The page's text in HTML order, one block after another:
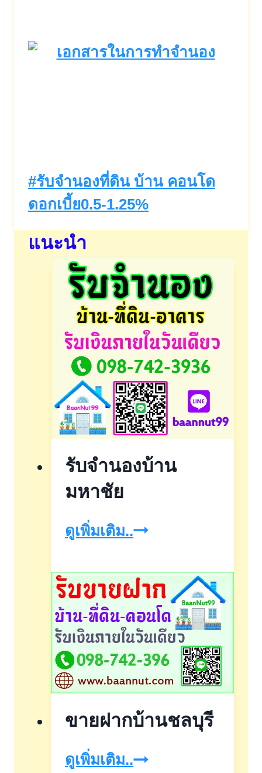
Post
Tags:
#รับจำนองที่ดิน บ้าน คอนโด
ดอกเบี้ย0.5-1.25%
แนะนำ
รับจำนองบ้าน
มหาชัย
ดูเพิ่มเติม..รับ
บ้าน
มหาชัย
ขายฝากบ้านชลบุรี
ดูเพิ่มเติม..ขาย